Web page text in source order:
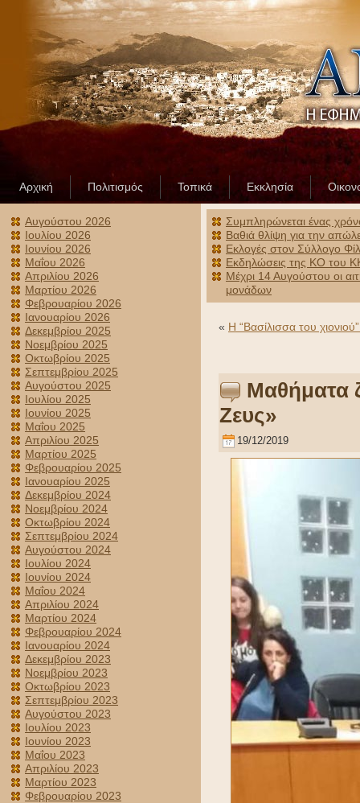
Αρχική Πολιτισμός Τοπικά Εκκλησία
Αυγούστου 2026
Ιουλίου 2026
Ιουνίου 2026
Μαΐου 2026
Απριλίου 2026
Μαρτίου 2026
Φεβρουαρίου 2026
Ιανουαρίου 2026
Δεκεμβρίου 2025
Νοεμβρίου 2025
Οκτωβρίου 2025
Σεπτεμβρίου 2025
Αυγούστου 2025
Ιουλίου 2025
Ιουνίου 2025
Μαΐου 2025
Απριλίου 2025
Μαρτίου 2025
Φεβρουαρίου 2025
Ιανουαρίου 2025
Δεκεμβρίου 2024
Νοεμβρίου 2024
Οκτωβρίου 2024
Σεπτεμβρίου 2024
Αυγούστου 2024
Ιουλίου 2024
Ιουνίου 2024
Μαΐου 2024
Απριλίου 2024
Μαρτίου 2024
Φεβρουαρίου 2024
Ιανουαρίου 2024
Δεκεμβρίου 2023
Νοεμβρίου 2023
Οκτωβρίου 2023
Σεπτεμβρίου 2023
Αυγούστου 2023
Ιουλίου 2023
Ιουνίου 2023
Μαΐου 2023
Απριλίου 2023
Μαρτίου 2023
Φεβρουαρίου 2023
Συμπληρώνεται ένας
Βαθιά θλίψη για την
Εκλογές στον Σύλλογο
Εκδηλώσεις της ΚΟ του
Μέχρι 14 Αυγούστου οι
μονάδων
« H “Βασίλισσα του
Mαθήματα
Ζευς»
19/12/2019